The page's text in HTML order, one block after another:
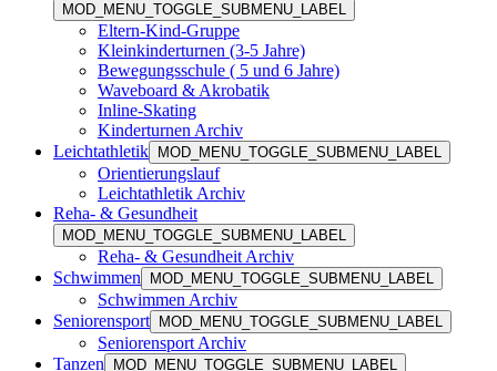
MOD_MENU_TOGGLE_SUBMENU_LABEL
Eltern-Kind-Gruppe
Kleinkinderturnen (3-5 Jahre)
Bewegungsschule ( 5 und 6 Jahre)
Waveboard & Akrobatik
Inline-Skating
Kinderturnen Archiv
Leichtathletik
MOD_MENU_TOGGLE_SUBMENU_LABEL
Orientierungslauf
Leichtathletik Archiv
Reha- & Gesundheit
MOD_MENU_TOGGLE_SUBMENU_LABEL
Reha- & Gesundheit Archiv
Schwimmen
MOD_MENU_TOGGLE_SUBMENU_LABEL
Schwimmen Archiv
Seniorensport
MOD_MENU_TOGGLE_SUBMENU_LABEL
Seniorensport Archiv
Tanzen
MOD_MENU_TOGGLE_SUBMENU_LABEL